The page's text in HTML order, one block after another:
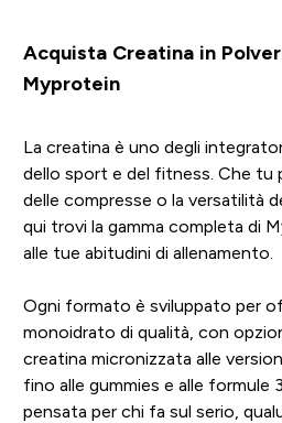
Acquista Creatina in
Myprotein
La creatina è uno degli
dello sport e del fitness. Che tu
delle compresse o la versatilità
qui trovi la gamma completa di
alle tue abitudini di allenamento.
Ogni formato è sviluppato per
monoidrato di qualità, con
creatina micronizzata alle
fino alle gummies e alle formule
pensata per chi fa sul serio,